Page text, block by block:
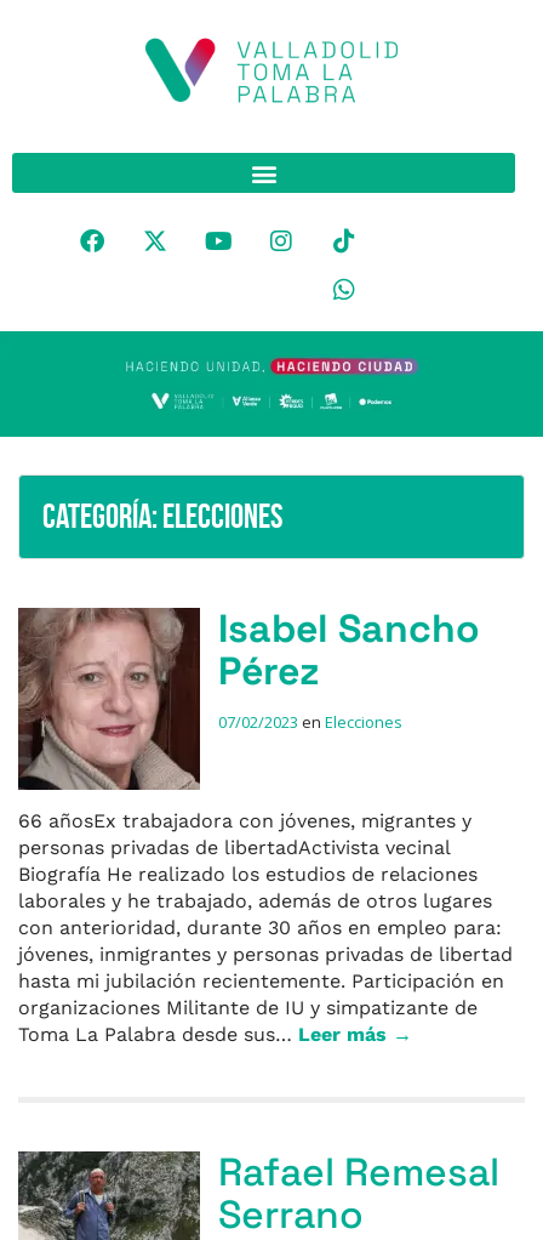
Categoría:Elecciones
Isabel Sancho
Pérez
07/02/2023 en Elecciones
66 añosEx trabajadora con jóvenes, migrantes y
personas privadas de libertadActivista vecinal
Biografía He realizado los estudios de relaciones
laborales y he trabajado, además de otros lugares
con anterioridad, durante 30 años en empleo para:
jóvenes, inmigrantes y personas privadas de libertad
hasta mi jubilación recientemente. Participación en
organizaciones Militante de IU y simpatizante de
Toma La Palabra desde sus… Leer más →
Rafael Remesal
Serrano